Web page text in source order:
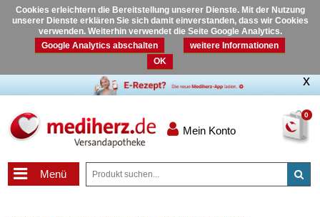
Cookies erleichtern die Bereitstellung unserer Dienste. Mit der Nutzung
unserer Dienste erklären Sie sich damit einverstanden, dass wir Cookies
verwenden. Weiterhin verwendet die Seite Google Analytics.
Google Analytics abschalten
weitere Informationen
OK
0
Mein Konto
Menü